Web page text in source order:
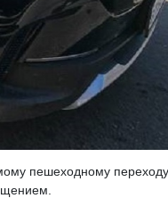
пешеходному